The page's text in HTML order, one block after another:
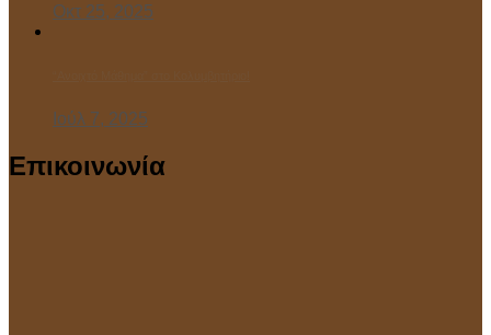
Οκτ 25, 2025
Ιούλ 7, 2025
Επικοινωνία